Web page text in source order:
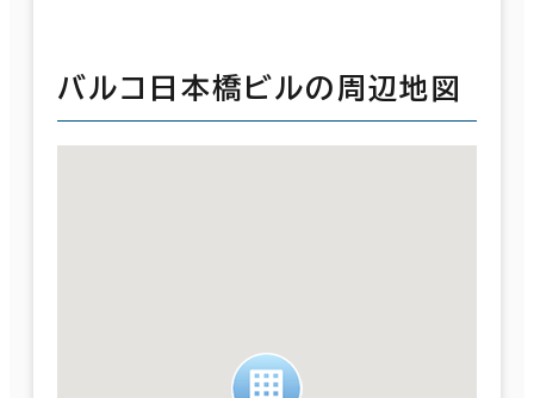
バルコ日本橋ビルの周辺地図